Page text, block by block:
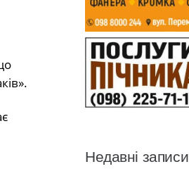
Недавні записи